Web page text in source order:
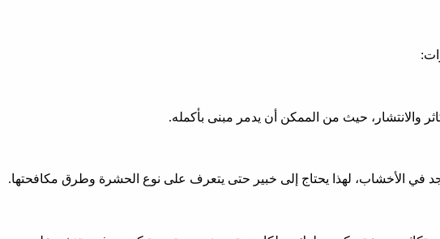
والانتشار، حيث من الممكن أن يدمر مبنى بأكمله.
في الأخشاب، لهذا يحتاج إلى خبير حتى يتعرف على نوع الحشرة وطرق مكافحتها.